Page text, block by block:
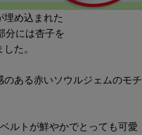
埋め込まれた
分には杏子を
た。
ある赤いソウルジェムのモチ
ルトが鮮やかでとっても可愛